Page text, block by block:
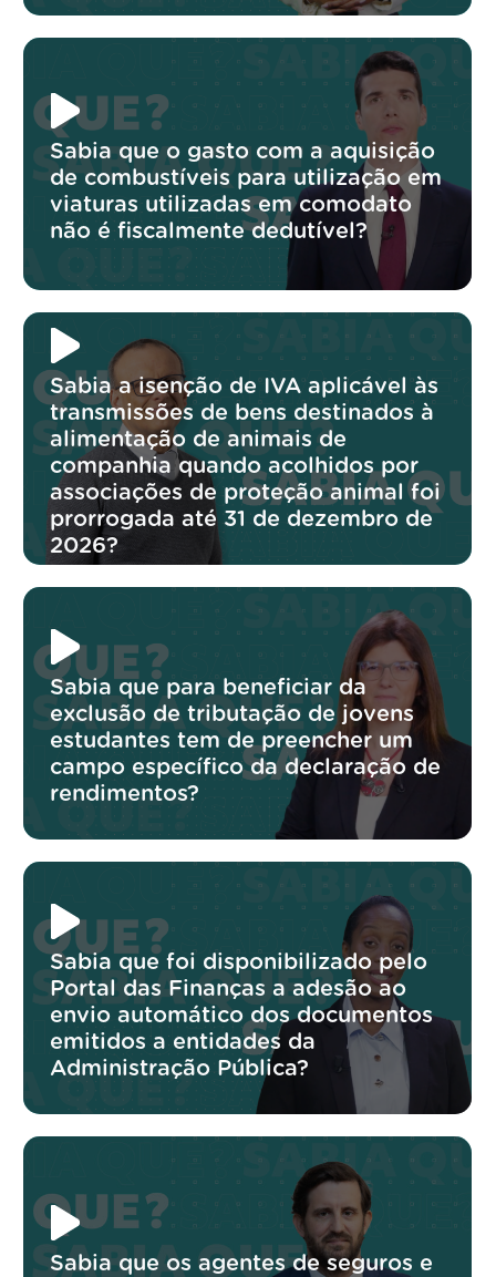
Sabia que o gasto com a aquisição
de combustíveis para utilização em
viaturas utilizadas em comodato
não é fiscalmente dedutível?
Sabia a isenção de IVA aplicável às
transmissões de bens destinados à
alimentação de animais de
companhia quando acolhidos por
associações de proteção animal foi
prorrogada até 31 de dezembro de
2026?
Sabia que para beneficiar da
exclusão de tributação de jovens
estudantes tem de preencher um
campo específico da declaração de
rendimentos?
Sabia que foi disponibilizado pelo
Portal das Finanças a adesão ao
envio automático dos documentos
emitidos a entidades da
Administração Pública?
Sabia que os agentes de seguros e